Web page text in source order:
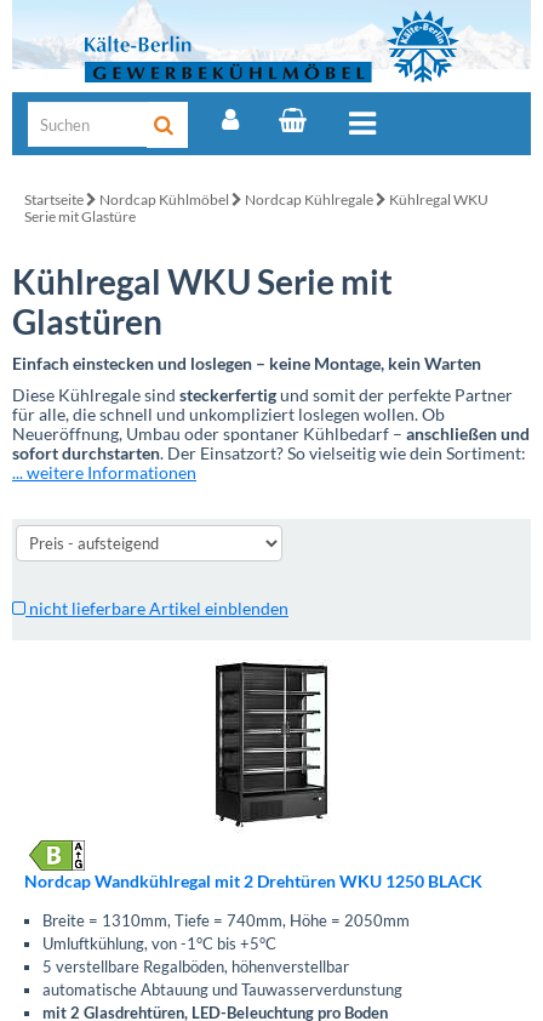
Startseite Nordcap Kühlmöbel Nordcap Kühlregale
Kühlregal WKU
Serie mit Glastüre
Kühlregal WKU Serie mit
Glastüren
Einfach einstecken und loslegen – keine Montage, kein Warten
Diese Kühlregale sind steckerfertigund somit der perfekte Partner
für alle, die schnell und unkompliziert loslegen wollen. Ob
Neueröffnung, Umbau oder spontaner Kühlbedarf – anschließen und
sofort durchstarten. Der Einsatzort? So vielseitig wie dein Sortiment:
... weitere Informationen
nicht lieferbare Artikel einblenden
Nordcap Wandkühlregal mit 2 Drehtüren WKU 1250 BLACK
Breite = 1310mm, Tiefe = 740mm, Höhe = 2050mm
Umluftkühlung, von -1°C bis +5°C
5 verstellbare Regalböden, höhenverstellbar
automatische Abtauung und Tauwasserverdunstung
mit 2 Glasdrehtüren, LED-Beleuchtung pro Boden